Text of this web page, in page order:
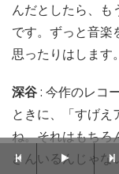
んだとしたら、も
です。ずっと音楽
思ったりはします。
深谷: 今作のレコ
ときに、「すげえ
ね。それはもちろ
さんいるんじゃな